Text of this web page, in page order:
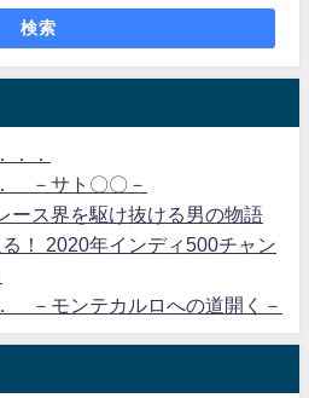
検索
．．
－サト〇〇－
ース界を駆け抜ける男の物語
！ 2020年インディ500チャン
－モンテカルロへの道開く－